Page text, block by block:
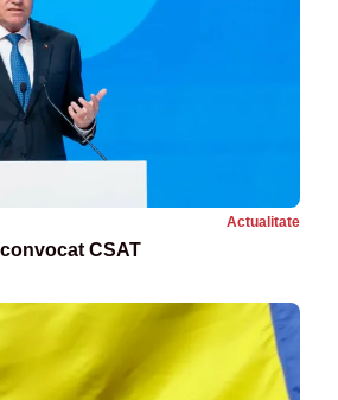
Actualitate
CSAT